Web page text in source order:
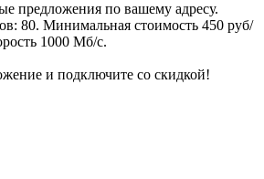
предложения по вашему адресу.
80. Минимальная стоимость 450 руб/
1000 Мб/с.
и подключите со скидкой!